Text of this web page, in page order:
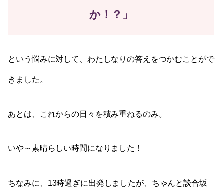
か！？」
という悩みに対して、わたしなりの答えをつかむことがで
きました。
あとは、これからの日々を積み重ねるのみ。
いや～素晴らしい時間になりました！
ちなみに、13時過ぎに出発しましたが、ちゃんと談合坂